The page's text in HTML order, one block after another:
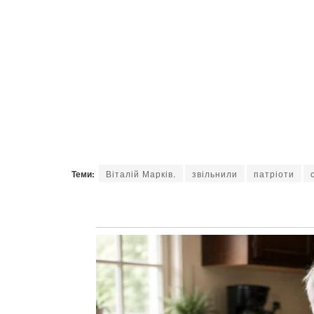
Теми: Віталій Марків. звільнили патріоти